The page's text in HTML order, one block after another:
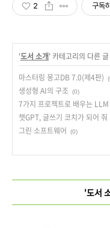
2 구독
'도서 소개' 카테고리의 다른 글
마스터링 몽고DB 7.0(제4판)
생성형 AI의 구조 (0)
7가지 프로젝트로 배우는
챗GPT, 글쓰기 코치가 되어 줘
그린 소프트웨어 (0)
'도서